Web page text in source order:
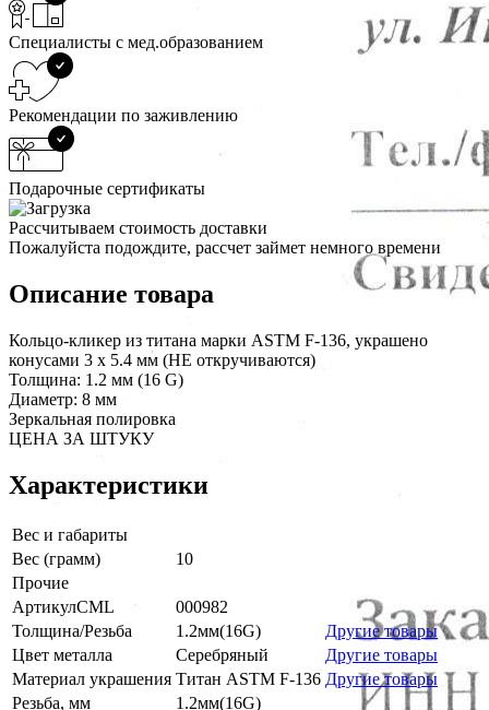
Специалисты с мед.образованием
Рекомендации по заживлению
Подарочные сертификаты
Рассчитываем стоимость доставки
Пожалуйста подождите, рассчет займет немного времени
Описание товара
Кольцо-кликер из титана марки ASTM F-136, украшено
конусами 3 х 5.4 мм (НЕ откручиваются)
Толщина: 1.2 мм (16 G)
Диаметр: 8 мм
Зеркальная полировка
ЦЕНА ЗА ШТУКУ
Характеристики
Вес и габариты
Вес (грамм)
10
Прочие
АртикулCML
000982
Толщина/Резьба
1.2мм(16G)
Другие товары
Цвет металла
Серебряный
Другие товары
Материал украшения Титан ASTM F-136 Другие товары
Резьба, мм
1.2мм(16G)